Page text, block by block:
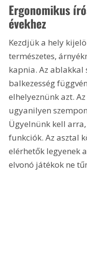
Ergonomikus
évekhez
Kezdjük a hely
természetes,
kapnia. Az ablakkal
balkezesség
elhelyeznünk azt.
ugyanilyen
Ügyelnünk kell
funkciók. Az asztal
elérhetők legyenek
elvonó játékok ne